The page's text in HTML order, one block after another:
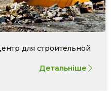
для строительной
Детальніше